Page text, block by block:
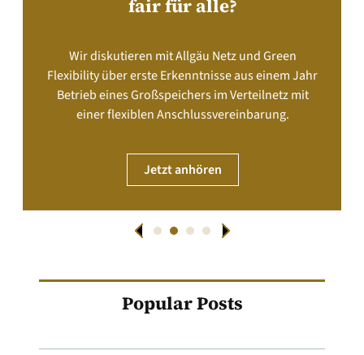
fair für alle?
Wir diskutieren mit Allgäu Netz und Green
Flexibility über erste Erkenntnisse aus einem Jahr
Betrieb eines Großspeichers im Verteilnetz mit
einer flexiblen Anschlussvereinbarung.
Jetzt anhören
Popular Posts